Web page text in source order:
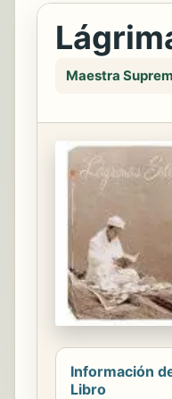
Maestra
Información
Libro